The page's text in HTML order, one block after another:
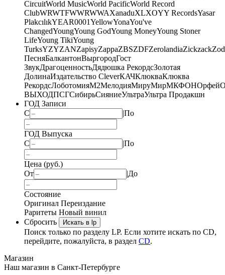
CircuitWorld MusicWorld PacificWorld Record
ClubWRWTFWWRWWAXanaduXLXOYY RecordsYasar
PlakcılıkYEAR0001YellowYonaYou've
ChangedYoungYoung GodYoung MoneyYoung Stoner
LifeYoung TikiYoung
TurksYZYZANZapisyZappaZBSZDFZerolandiaZickzack
ПесняБалкантонВыргородГост
ЗвукДрагоценностьДядюшка РекордсЗолотая
ДолинаИздательство CleverКАЧКлюкваКлюква
РекордсЛоботомияМ2МелодияМируМирМКФОНОрфей
ВЫХОДПСГСибирьСияниеУльтраУльтра Продакшн
ГОД Записи
С
|По
ГОД Выпуска
С
|По
Цена (руб.)
От
|До
Состояние
Оригинал Переиздание
Раритеты Новый винил
Сбросить
Искать в lp
Поиск только по разделу LP. Если хотите искать по CD,
перейдите, пожалуйста, в раздел CD.
Магазин
Наш магазин в Санкт-Петербурге